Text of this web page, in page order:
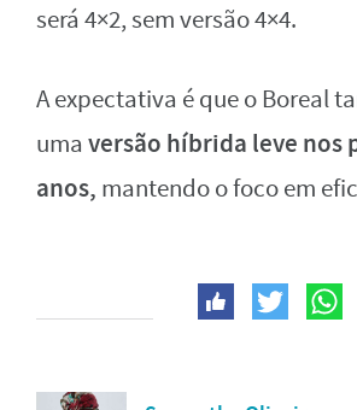
será 4×2, sem versão 4×4.
A expectativa é que o Boreal
uma versão híbrida leve nos
anos, mantendo o foco em